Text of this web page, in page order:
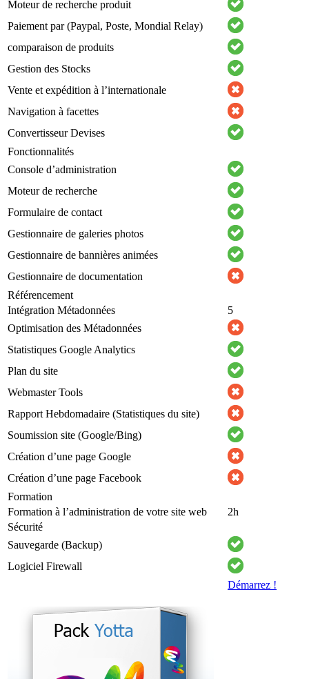
Moteur de recherche produit
Paiement par (Paypal, Poste, Mondial Relay)
comparaison de produits
Gestion des Stocks
Vente et expédition à l’internationale
Navigation à facettes
Convertisseur Devises
Fonctionnalités
Console d’administration
Moteur de recherche
Formulaire de contact
Gestionnaire de galeries photos
Gestionnaire de bannières animées
Gestionnaire de documentation
Référencement
Intégration Métadonnées
5
Optimisation des Métadonnées
Statistiques Google Analytics
Plan du site
Webmaster Tools
Rapport Hebdomadaire (Statistiques du site)
Soumission site (Google/Bing)
Création d’une page Google
Création d’une page Facebook
Formation
Formation à l’administration de votre site web
2h
Sécurité
Sauvegarde (Backup)
Logiciel Firewall
Démarrez !